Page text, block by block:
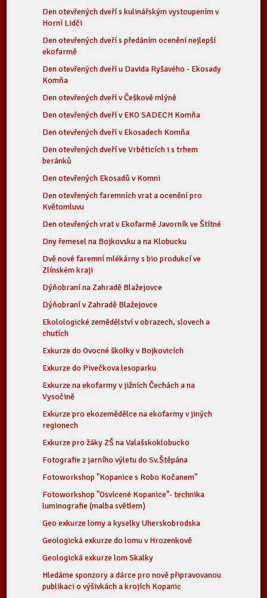
Den otevřených dveří s kulinářským vystoupením v
Horní Lidči
Den otevřených dveří s předáním ocenění nejlepší
ekofarmě
Den otevřených dveří u Davida Ryšavého - Ekosady
Komňa
Den otevřených dveří v Češkově mlýně
Den otevřených dveří v EKO SADECH Komňa
Den otevřených dveří v Ekosadech Komňa
Den otevřených dveří ve Vrběticích i s trhem
beránků
Den otevřených Ekosadů v Komni
Den otevřených faremních vrat a ocenění pro
Květomluvu
Den otevřených vrat v Ekofarmě Javorník ve Štítné
Dny řemesel na Bojkovsku a na Klobucku
Dvě nové faremní mlékárny s bio produkcí ve
Zlínském kraji
Dýňobraní na Zahradě Blažejovce
Dýňobraní v Zahradě Blažejovce
Ekolologické zemědělství v obrazech, slovech a
chutích
Exkurze do Ovocné školky v Bojkovicích
Exkurze do Pivečkova lesoparku
Exkurze na ekofarmy v jižních Čechách a na
Vysočině
Exkurze pro ekozemědělce na ekofarmy v jiných
regionech
Exkurze pro žáky ZŠ na Valašskoklobucko
Fotografie z jarního výletu do Sv.Štěpána
Fotoworkshop "Kopanice s Robo Kočanem"
Fotoworkshop "Osvícené Kopanice"- technika
luminografie (malba světlem)
Geo exkurze lomy a kyselky Uherskobrodska
Geologická exkurze do lomu v Hrozenkově
Geologická exkurze lom Skalky
Hledáme sponzory a dárce pro nově připravovanou
publikaci o výšivkách a krojích Kopanic